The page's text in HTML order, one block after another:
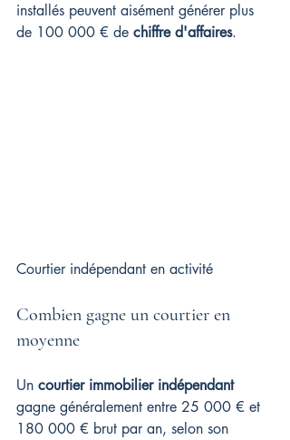
installés peuvent aisément générer plus
de 100 000 € de chiffre d'affaires.
Courtier indépendant en activité
Combien gagne un courtier en
moyenne
Un courtier immobilier indépendant
gagne généralement entre 25 000 € et
180 000 € brut par an, selon son